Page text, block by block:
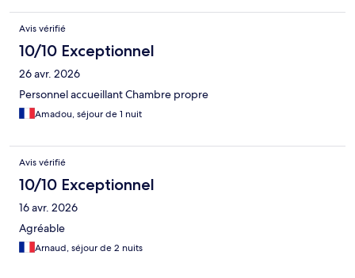
Avis vérifié
10/10 Exceptionnel
26 avr. 2026
Personnel accueillant Chambre propre
Amadou, séjour de 1 nuit
Avis vérifié
10/10 Exceptionnel
16 avr. 2026
Agréable
Arnaud, séjour de 2 nuits